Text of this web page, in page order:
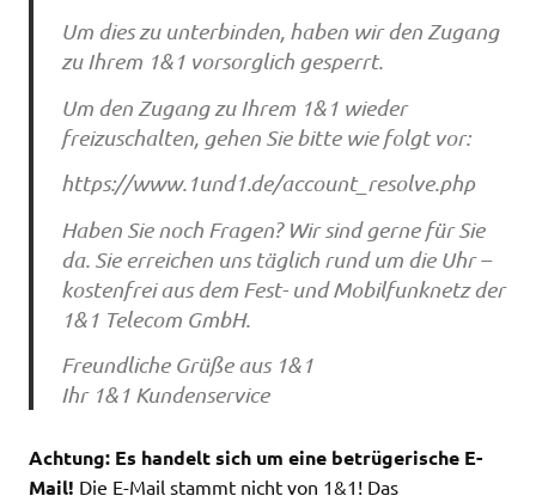
Um dies zu unterbinden, haben wir den Zugang
zu Ihrem 1&1 vorsorglich gesperrt.
Um den Zugang zu Ihrem 1&1 wieder
freizuschalten, gehen Sie bitte wie folgt vor:
https://www.1und1.de/account_resolve.php
Haben Sie noch Fragen? Wir sind gerne für Sie
da. Sie erreichen uns täglich rund um die Uhr –
kostenfrei aus dem Fest- und Mobilfunknetz der
1&1 Telecom GmbH.
Freundliche Grüße aus 1&1
Ihr 1&1 Kundenservice
Achtung: Es handelt sich um eine betrügerische E-
Mail! Die E-Mail stammt nicht von 1&1! Das